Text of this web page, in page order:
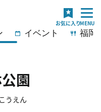
イベント 福岡
園
うえん